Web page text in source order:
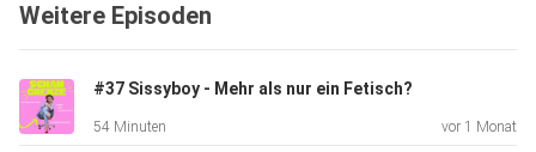
dieser
Wie wird man überhaupt zur Domina?
Weitere Episoden
#37 Sissyboy - Mehr als nur ein Fetisch?
54 Minuten vor 1 Monat